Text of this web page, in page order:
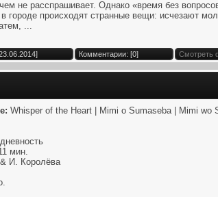
не расспрашивает. Однако «время без
городе происходят странные вещи: исчезают
...
Комментарии: [0] Смотреть
Whisper of the Heart | Mimi o Sumaseba | Mimi wo
мин.
И. Королёва